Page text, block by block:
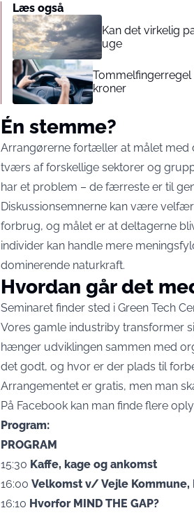
Læs også
Kan det virkelig
uge
Tommelfingerregel
kroner
Én stemme?
Arrangørerne fortæller at målet med
tværs af forskellige sektorer og
har et problem – de færreste er til
Diskussionsemnerne kan være
forbrug, og målet er at deltagerne
individer kan handle mere
dominerende naturkraft.
Hvordan går det
Seminaret finder sted i Green Tech
Vores gamle industriby transformer
hænger udviklingen sammen med
det godt, og hvor er der plads til
Arrangementet er gratis, men man
På Facebook kan man finde flere
Program:
PROGRAM
15:30 Kaffe, kage og ankomst
16:00 Velkomst v/ Vejle Kommune,
16:10 Hvorfor MIND THE GAP?